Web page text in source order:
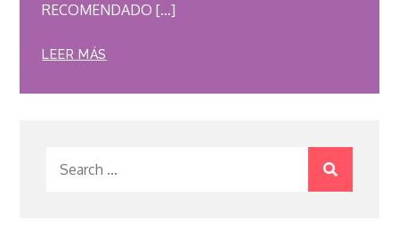
RECOMENDADO […]
LEER MÁS